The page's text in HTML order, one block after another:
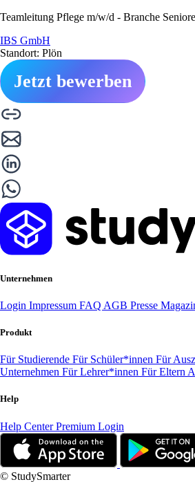
Teamleitung Pflege m/w/d - Branche
IBS GmbH
Standort: Plön
Jetzt bewerben
Unternehmen
Login Impressum FAQ AGB Presse
Produkt
Für Studierende Für Schüler*innen Für
Unternehmen Für Lehrer*innen Für Eltern
Help
Help CenterPremium Login
© StudySmarter